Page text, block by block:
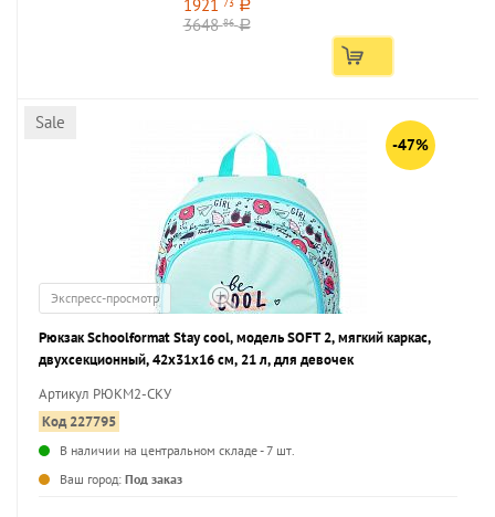
1921 a
364886 a
Sale
-47%
Экспресс-просмотр
Рюкзак Schoolformat Stay cool, модель SOFT 2, мягкий каркас,
двухсекционный, 42х31х16 см, 21 л, для девочек
Артикул РЮКМ2-СКУ
Код 227795
В наличии на центральном складе - 7 шт.
Ваш город: Под заказ